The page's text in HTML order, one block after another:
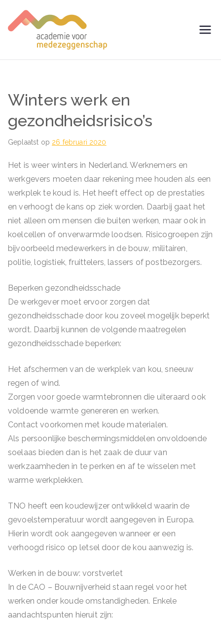
naar
de
voor
Medezegg
Winters werk en
gezondheidsrisico’s
Geplaatst op 26 februari 2020
Het is weer winters in Nederland. Werknemers en
werkgevers moeten daar rekening mee houden als een
werkplek te koud is. Het heeft effect op de prestaties
en verhoogt de kans op ziek worden. Daarbij gaat het
niet alleen om mensen die buiten werken, maar ook in
koelcellen of onverwarmde loodsen. Risicogroepen zijn
bijvoorbeeld medewerkers in de bouw, militairen,
politie, logistiek, fruittelers, lassers of postbezorgers.
Beperken gezondheidsschade
De werkgever moet ervoor zorgen dat
gezondheidsschade door kou zoveel mogelijk beperkt
wordt. Daarbij kunnen de volgende maatregelen
gezondheidsschade beperken:
Het afschermen van de werkplek van kou, sneeuw
regen of wind.
Zorgen voor goede warmtebronnen die uiteraard ook
voldoende warmte genereren en werken.
Contact voorkomen met koude materialen.
Als persoonlijke beschermingsmiddelen onvoldoende
soelaas bieden dan is het zaak de duur van
werkzaamheden in te perken en af te wisselen met
warme werkplekken.
TNO heeft een koudewijzer ontwikkeld waarin de
gevoelstemperatuur wordt aangegeven in Europa.
Hierin wordt ook aangegeven wanneer er een
verhoogd risico op letsel door de kou aanwezig is.
Werken in de bouw: vorstverlet
In de CAO – Bouwnijverheid staan regel voor het
werken onder koude omstandigheden. Enkele
aandachtspunten hieruit zijn: